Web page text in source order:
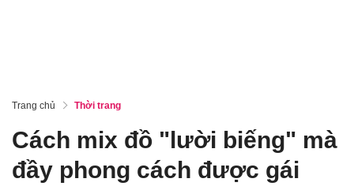
Trang chủ Thời trang
Cách mix đồ "lười biếng" mà
đầy phong cách được gái